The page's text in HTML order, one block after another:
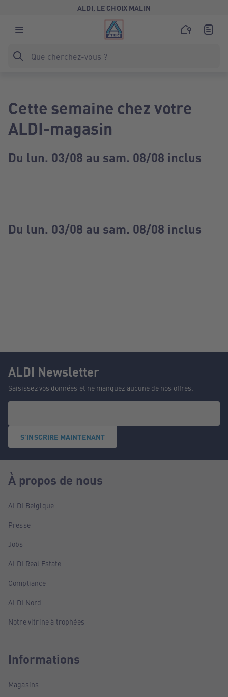
ALDI, LE CHOIX MALIN
Cette semaine chez votre
ALDI-magasin
Du lun. 03/08 au sam. 08/08 inclus
Du lun. 03/08 au sam. 08/08 inclus
ALDI Newsletter
Saisissez vos données et ne manquez aucune de nos offres.
S'INSCRIRE MAINTENANT
À propos de nous
ALDI Belgique
Presse
Jobs
ALDI Real Estate
Compliance
ALDI Nord
Notre vitrine à trophées
Informations
Magasins